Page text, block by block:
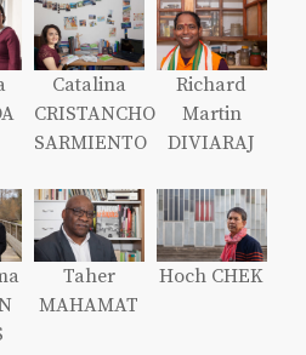
Catalina
CRISTANCHO
SARMIENTO
Richard
Martin
DIVIARAJ
Taher
MAHAMAT
Hoch CHEK